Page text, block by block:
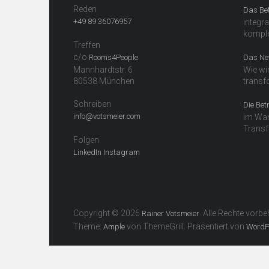
Reden
+49 89 36076957
Treffen
c/o Rooms4People
Mannhardtstr. 6
80538 München
Schreiben
info@votsmeier.com
Folgen
LinkedIn Instagram
Das
Das
Wie
Die
im
Copyright © 2026 Rainer Votsmeier . Alle Rechte
Theme: Ample von ThemeGrill. Präsentiert von